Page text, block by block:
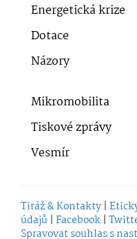
Energetická krize
Dotace
Názory
Mikromobilita
Tiskové zprávy
Vesmír
Tiráž & Kontakty |
údajů | Facebook |
Spravovat souhlas s